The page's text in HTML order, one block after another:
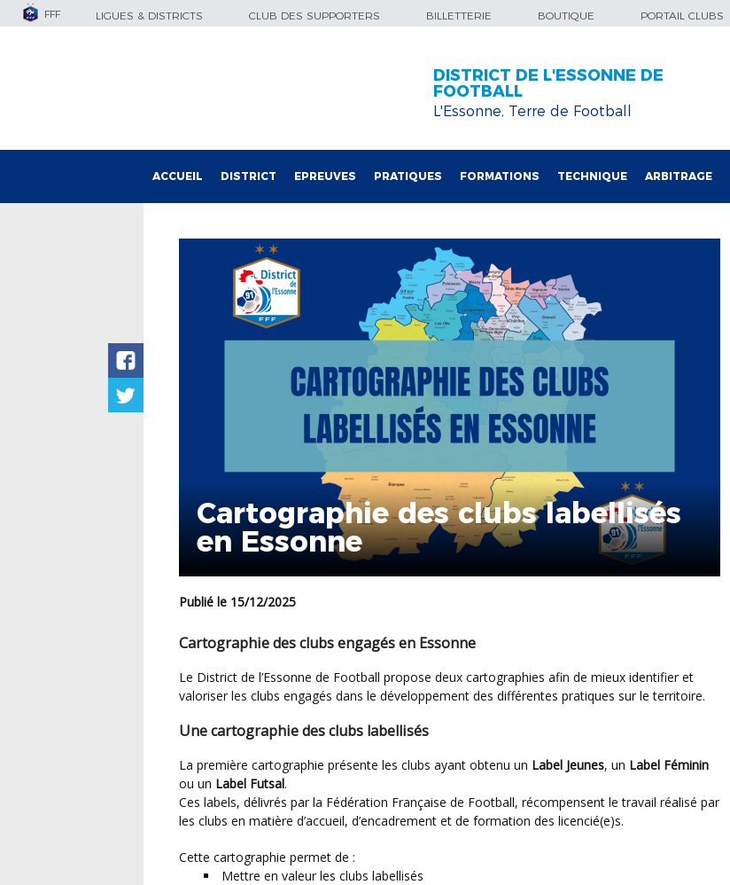
FFF LIGUES & DISTRICTS CLUB DES SUPPORTERS BILLETTERIE BOUTIQUE PORTAIL CLUBS
DISTRICT DE L'ESSONNE DE
FOOTBALL
L'Essonne, Terre de Football
ACCUEIL DISTRICT EPREUVES PRATIQUES FORMATIONS TECHNIQUE ARBITRAGE
Cartographie des clubs labellisés
en Essonne
Publié le 15/12/2025
Cartographie des clubs engagés en Essonne
Le District de l’Essonne de Football propose deux cartographies afin de mieux identifier et
valoriser les clubs engagés dans le développement des différentes pratiques sur le territoire.
Une cartographie des clubs labellisés
La première cartographie présente les clubs ayant obtenu un Label Jeunes, un Label Féminin
ou un Label Futsal.
Ces labels, délivrés par la Fédération Française de Football, récompensent le travail réalisé par
les clubs en matière d’accueil, d’encadrement et de formation des licencié(e)s.
Cette cartographie permet de :
Mettre en valeur les clubs labellisés